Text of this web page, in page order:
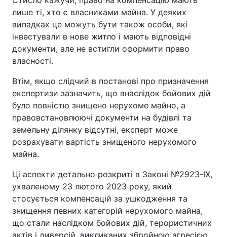
лише ті, хто є власниками майна. У деяких
випадках це можуть бути також особи, які
інвестували в нове житло і мають відповідні
документи, але не встигли оформити право
власності.
Втім, якщо слідчий в постанові про призначення
експертизи зазначить, що внаслідок бойових дій
було повністю знищено нерухоме майно, а
правовстановлюючі документи на будівлі та
земельну ділянку відсутні, експерт може
розрахувати вартість знищеного нерухомого
майна.
Ці аспекти детально розкриті в Законі №2923-ІХ,
ухваленому 23 лютого 2023 року, який
стосується компенсацій за ушкодження та
знищення певних категорій нерухомого майна,
що стали наслідком бойових дій, терористичних
актів і диверсій, викликаних збройною агресією